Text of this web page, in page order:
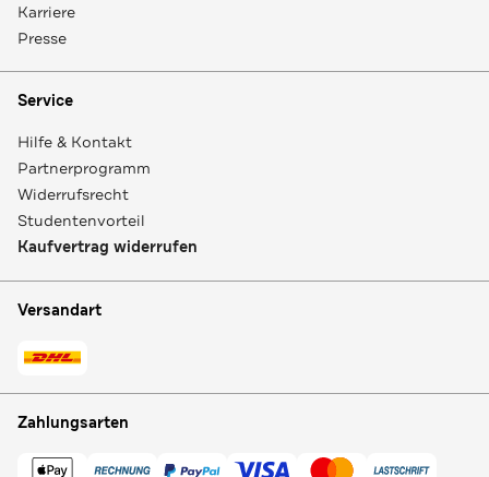
Karriere
Presse
Service
Hilfe & Kontakt
Partnerprogramm
Widerrufsrecht
Studentenvorteil
Kaufvertrag widerrufen
Versandart
Zahlungsarten